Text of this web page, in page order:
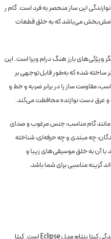
این ساز منحصر به فرد است. گام ر
آرامش‌بخش می‌باشد که به خلق قطعات
ویژگی‌های بارز هنگ درام ویرا است. این
ضد زنگ با ضخامت 1.2 میلی‌متر ساخته شده که به‌طور قابل‌توجهی بر
مقاومت ساز را در برابر ضربه و خط و
و عرق دست نوازنده محافظت می‌کند.
گام مناسب، جنس مرغوب و صدای
چه مبتدی و چه حرفه‌ای، شناخته
با آن به خلق موسیقی‌های زیبا و
گزینه مناسبی برای شما باشد.
کیتا پنتام مدل Eclipse است.کیتا